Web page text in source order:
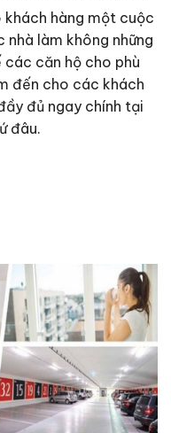
hàng một cuộc
làm không những
căn hộ cho phù
đến cho các khách
đủ ngay chính tại
đâu.